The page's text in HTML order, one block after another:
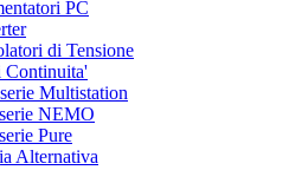
PC
di Tensione
Continuita'
Multistation
NEMO
Pure
Alternativa